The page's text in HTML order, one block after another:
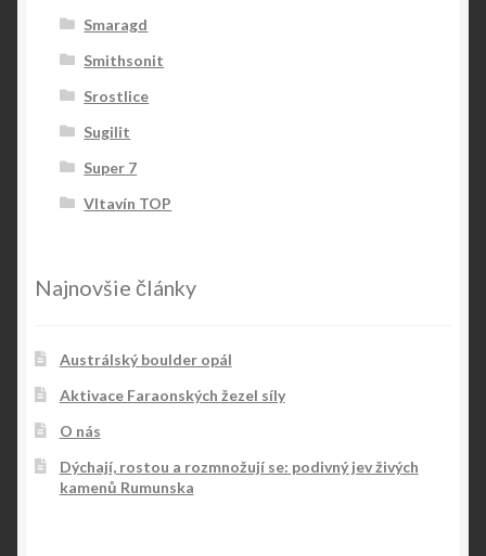
Smaragd
Smithsonit
Srostlice
Sugilit
Super 7
Vltavín TOP
Najnovšie články
Austrálský boulder opál
Aktivace Faraonských žezel síly
O nás
Dýchají, rostou a rozmnožují se: podivný jev živých
kamenů Rumunska